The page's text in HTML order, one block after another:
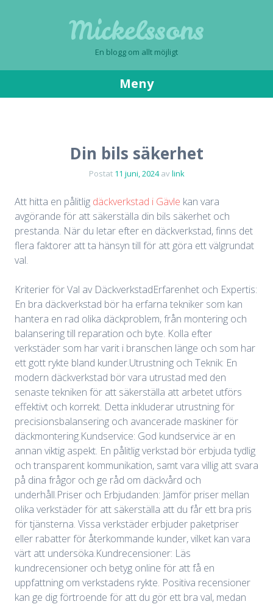
Mickelssons
En blogg om allt möjligt
Meny
Din bils säkerhet
Postat 11 juni, 2024avlink
Att hitta en pålitlig däckverkstad i Gävle kan vara
avgörande för att säkerställa din bils säkerhet och
prestanda. När du letar efter en däckverkstad, finns det
flera faktorer att ta hänsyn till för att göra ett välgrundat
val.
Kriterier för Val av DäckverkstadErfarenhet och Expertis:
En bra däckverkstad bör ha erfarna tekniker som kan
hantera en rad olika däckproblem, från montering och
balansering till reparation och byte. Kolla efter
verkstäder som har varit i branschen länge och som har
ett gott rykte bland kunder.Utrustning och Teknik: En
modern däckverkstad bör vara utrustad med den
senaste tekniken för att säkerställa att arbetet utförs
effektivt och korrekt. Detta inkluderar utrustning för
precisionsbalansering och avancerade maskiner för
däckmontering.Kundservice: God kundservice är en
annan viktig aspekt. En pålitlig verkstad bör erbjuda tydlig
och transparent kommunikation, samt vara villig att svara
på dina frågor och ge råd om däckvård och
underhåll.Priser och Erbjudanden: Jämför priser mellan
olika verkstäder för att säkerställa att du får ett bra pris
för tjänsterna. Vissa verkstäder erbjuder paketpriser
eller rabatter för återkommande kunder, vilket kan vara
värt att undersöka.Kundrecensioner: Läs
kundrecensioner och betyg online för att få en
uppfattning om verkstadens rykte. Positiva recensioner
kan ge dig förtroende för att du gör ett bra val, medan